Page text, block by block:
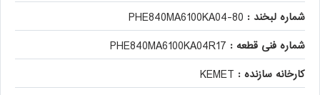
شماره لبخند : 80-PHE840MA6100KA04
شماره فنی قطعه : PHE840MA6100KA04R17
کارخانه سازنده : KEMET